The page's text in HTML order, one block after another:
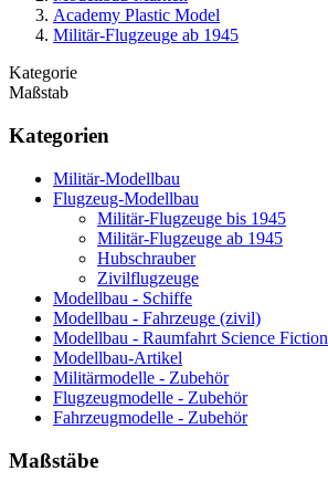
Academy Plastic Model
Militär-Flugzeuge ab 1945
Kategorie
Maßstab
Kategorien
Militär-Modellbau
Flugzeug-Modellbau
Militär-Flugzeuge bis 1945
Militär-Flugzeuge ab 1945
Hubschrauber
Zivilflugzeuge
Modellbau - Schiffe
Modellbau - Fahrzeuge (zivil)
Modellbau - Raumfahrt Science Fiction
Modellbau-Artikel
Militärmodelle - Zubehör
Flugzeugmodelle - Zubehör
Fahrzeugmodelle - Zubehör
Maßstäbe